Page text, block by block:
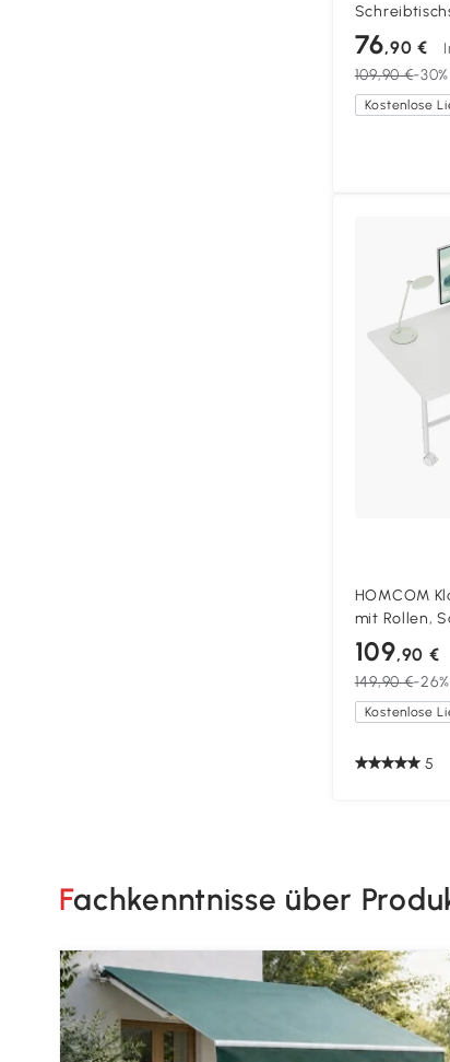
für
76,90 €
109,90 €-30%
HOMCOM
mit Rollen,
105x51x75,5
109,90 €
149,90 €-26%
5
Fachkenntnisse über